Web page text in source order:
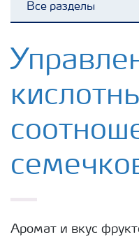
Все разделы
Удобрения Yara
Культуры
Инструменты и
Аромат и вкус